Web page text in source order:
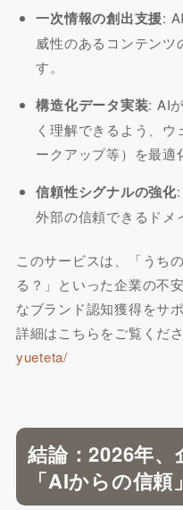
一次情報の創出支援:
威性のあるコンテンツ
す。
構造化データ実装: AI
く理解できるよう、
ークアップ等）を最適
信頼性シグナルの強化
外部の信頼できるドメ
このサービスは、「うち
る？」といった企業の不
なブランド認知獲得をサ
詳細はこちらをご覧くだ
yueteta/
結論：2026年
「AIからの信頼